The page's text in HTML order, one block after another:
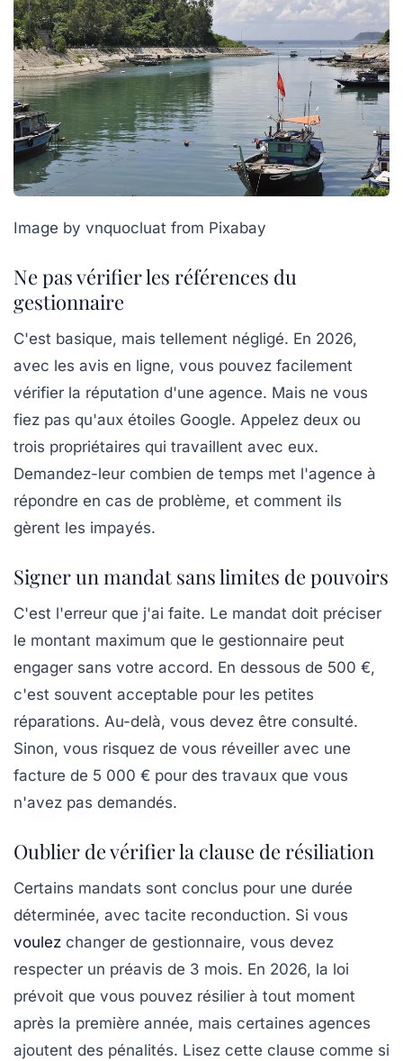
Image by vnquocluat from Pixabay
Ne pas vérifier les références du
gestionnaire
C'est basique, mais tellement négligé. En 2026,
avec les avis en ligne, vous pouvez facilement
vérifier la réputation d'une agence. Mais ne vous
fiez pas qu'aux étoiles Google. Appelez deux ou
trois propriétaires qui travaillent avec eux.
Demandez-leur combien de temps met l'agence à
répondre en cas de problème, et comment ils
gèrent les impayés.
Signer un mandat sans limites de pouvoirs
C'est l'erreur que j'ai faite. Le mandat doit préciser
le montant maximum que le gestionnaire peut
engager sans votre accord. En dessous de 500 €,
c'est souvent acceptable pour les petites
réparations. Au-delà, vous devez être consulté.
Sinon, vous risquez de vous réveiller avec une
facture de 5 000 € pour des travaux que vous
n'avez pas demandés.
Oublier de vérifier la clause de résiliation
Certains mandats sont conclus pour une durée
déterminée, avec tacite reconduction. Si vous
voulez changer de gestionnaire, vous devez
respecter un préavis de 3 mois. En 2026, la loi
prévoit que vous pouvez résilier à tout moment
après la première année, mais certaines agences
ajoutent des pénalités. Lisez cette clause comme si